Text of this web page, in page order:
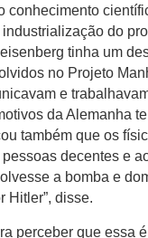
conhecimento
do
tinha um
no Projeto
e
da Alemanha
também que os
decentes e
a bomba e
Hitler”, disse.
perceber que essa